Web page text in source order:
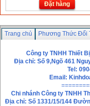
Đặt hàng
Trang chủ Phương Thức Đổi
Công ty TNHH Thiết
Địa chỉ: Số 9,Ngõ 461
Tel:
Email:
Chi nhánh Công ty TNHH
Địa chỉ: Số 1331/15/144